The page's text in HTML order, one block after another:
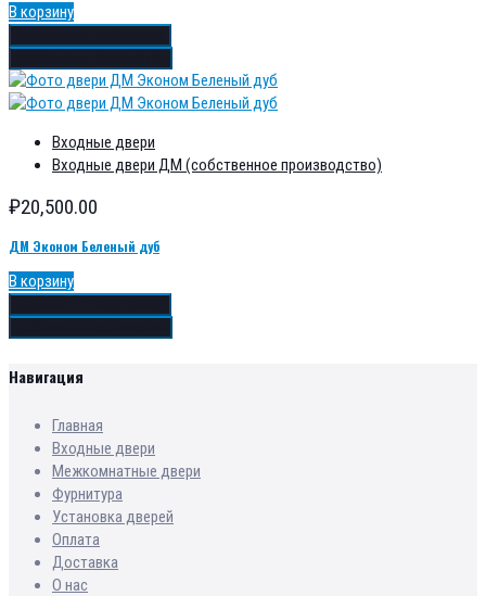
В корзину
Входные двери
Входные двери ДМ (собственное производство)
₽20,500.00
ДМ Эконом Беленый дуб
В корзину
Навигация
Главная
Входные двери
Межкомнатные двери
Фурнитура
Установка дверей
Оплата
Доставка
О нас